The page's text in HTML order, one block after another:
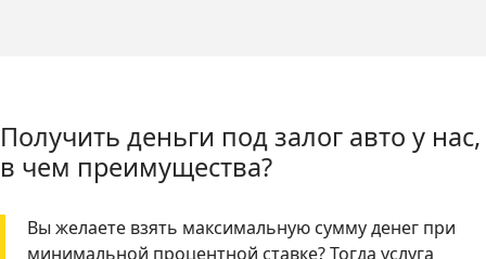
Получить деньги под залог авто у нас,
в чем преимущества?
Вы желаете взять максимальную сумму денег при
минимальной процентной ставке? Тогда услуга